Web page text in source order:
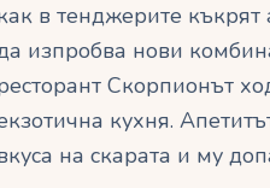
в тенджерите къкрят
изпробва нови
Скорпионът
кухня.
на скарата и му